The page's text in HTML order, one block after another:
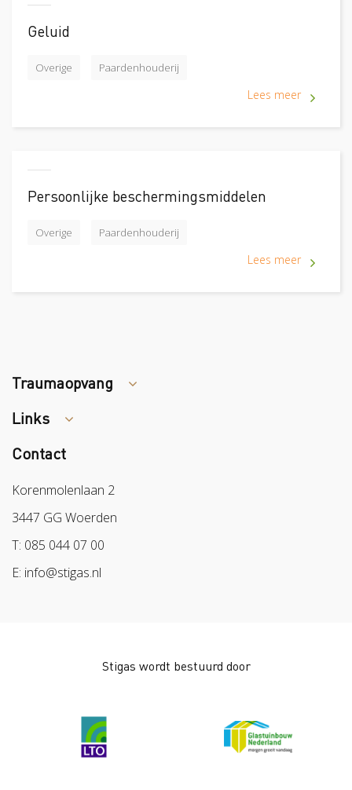
Geluid
Overige Paardenhouderij
Lees meer
Persoonlijke beschermingsmiddelen
Overige Paardenhouderij
Lees meer
Traumaopvang
Tips arbocatalogus?
Links
Colland
Sazas
BPL
Arbeidsmarkt
Contact
Korenmolenlaan 2
3447 GG Woerden
T: 085 044 07 00
E: info@stigas.nl
Stigas wordt bestuurd door